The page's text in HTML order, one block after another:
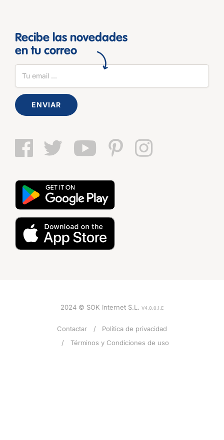
Recibe las novedades
en tu correo
ENVIAR
2024 © SOK Internet S.L. V4.0.0.1.E
Contactar
Política de privacidad
Términos y Condiciones de uso